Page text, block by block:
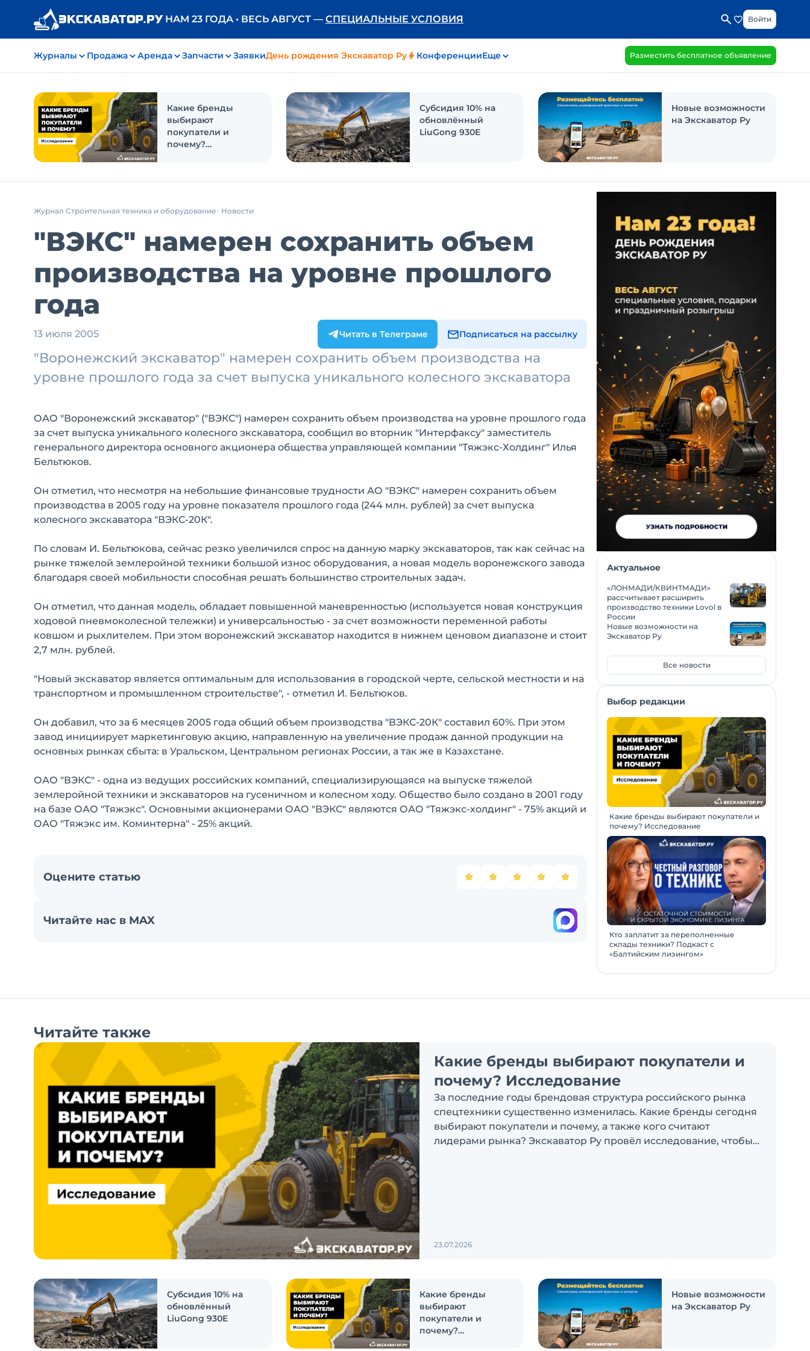
НАМ 23 ГОДА • ВЕСЬ АВГУСТ — СПЕЦИАЛЬНЫЕ УСЛОВИЯ Войти
Журналы Продажа Аренда Запчасти ЗаявкиДень рождения Экскаватор Ру КонференцииЕще Разместить бесплатное объявление
Какие бренды
выбирают
покупатели и
почему?
Субсидия 10% на
обновлённый
LiuGong 930E
Новые возможности
на Экскаватор Ру
Журнал Строительная техника и оборудование Новости
"ВЭКС" намерен сохранить объем
производства на уровне прошлого
года
13 июля 2005 Читать в Телеграме Подписаться на рассылку
"Воронежский экскаватор" намерен сохранить объем производства на
уровне прошлого года за счет выпуска уникального колесного экскаватора
ОАО "Воронежский экскаватор" ("ВЭКС") намерен сохранить объем производства на уровне прошлого года
за счет выпуска уникального колесного экскаватора, сообщил во вторник "Интерфаксу" заместитель
генерального директора основного акционера общества управляющей компании "Тяжэкс-Холдинг" Илья
Бельтюков.
Он отметил, что несмотря на небольшие финансовые трудности АО "ВЭКС" намерен сохранить объем
производства в 2005 году на уровне показателя прошлого года (244 млн. рублей) за счет выпуска
колесного экскаватора "ВЭКС-20К".
По словам И. Бельтюкова, сейчас резко увеличился спрос на данную марку экскаваторов, так как сейчас на
рынке тяжелой землеройной техники большой износ оборудования, а новая модель воронежского завода
благодаря своей мобильности способная решать большинство строительных задач.
Он отметил, что данная модель, обладает повышенной маневренностью (используется новая конструкция
ходовой пневмоколесной тележки) и универсальностью - за счет возможности переменной работы
ковшом и рыхлителем. При этом воронежский экскаватор находится в нижнем ценовом диапазоне и стоит
2,7 млн. рублей.
"Новый экскаватор является оптимальным для использования в городской черте, сельской местности и на
транспортном и промышленном строительстве", - отметил И. Бельтюков.
Он добавил, что за 6 месяцев 2005 года общий объем производства "ВЭКС-20К" составил 60%. При этом
завод инициирует маркетинговую акцию, направленную на увеличение продаж данной продукции на
основных рынках сбыта: в Уральском, Центральном регионах России, а так же в Казахстане.
ОАО "ВЭКС" - одна из ведущих российских компаний, специализирующаяся на выпуске тяжелой
землеройной техники и экскаваторов на гусеничном и колесном ходу. Общество было создано в 2001 году
на базе ОАО "Тяжэкс". Основными акционерами ОАО "ВЭКС" являются ОАО "Тяжэкс-холдинг" - 75% акций и
ОАО "Тяжэкс им. Коминтерна" - 25% акций.
Оцените статью
Читайте нас в MAX
Актуальное
«ЛОНМАДИ/КВИНТМАДИ»
рассчитывает расширить
производство техники Lovol в
России
Новые возможности на
Экскаватор Ру
Все новости
Выбор редакции
Какие бренды выбирают покупатели и
почему? Исследование
Кто заплатит за переполненные
склады техники? Подкаст с
«Балтийским лизингом»
Читайте также
Какие бренды выбирают покупатели и
почему? Исследование
За последние годы брендовая структура российского рынка
спецтехники существенно изменилась. Какие бренды сегодня
выбирают покупатели и почему, а также кого считают
лидерами рынка? Экскаватор Ру провёл исследование, чтобы
23.07.2026
Субсидия 10% на
обновлённый
LiuGong 930E
Какие бренды
выбирают
покупатели и
почему?
Новые возможности
на Экскаватор Ру